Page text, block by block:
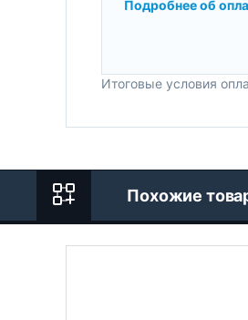
Подробнее об
Итоговые условия
Похожие